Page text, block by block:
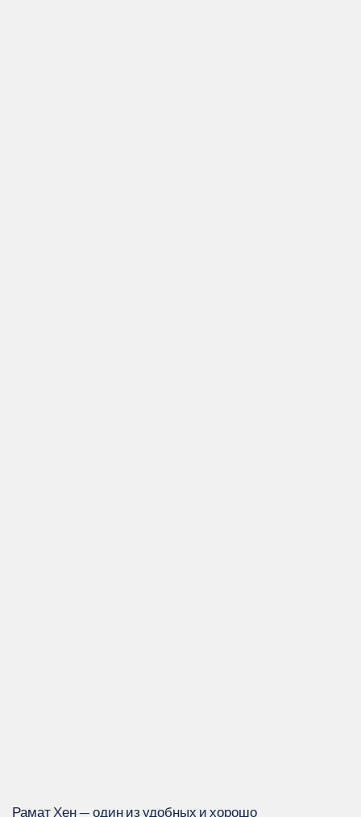
Рамат Хен — один из удобных и хорошо